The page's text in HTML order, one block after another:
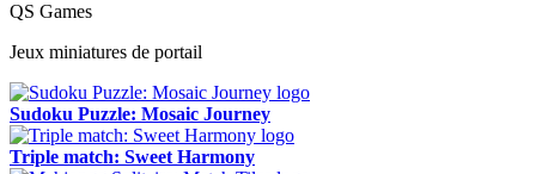
QS Games
Jeux miniatures de portail
Sudoku Puzzle: Mosaic Journey
Triple match: Sweet Harmony